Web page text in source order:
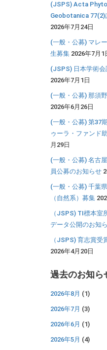
(JSPS) Acta
Geobotanica 77(2)
2026年7月24日
(一般・公募) マ
生募集 2026年7月1
(JSPS) 日本学術
2026年7月1日
(一般・公募) 那須
2026年6月26日
(一般・公募) 第37
ゥーラ・ファンド
月29日
(一般・公募) 名古
員公募のお知らせ
(一般・公募) 千葉
（自然系）募集
（JSPS) TI標本室
データ公開のお知
（JSPS) 育志賞受
2026年4月20日
過去のお知ら
2026年8月 (1)
2026年7月 (3)
2026年6月 (1)
2026年5月 (4)